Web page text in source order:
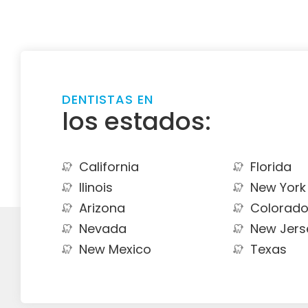
DENTISTAS EN
los estados:
California
Florida
Ilinois
New York
Arizona
Colorado
Nevada
New
New Mexico
Texas